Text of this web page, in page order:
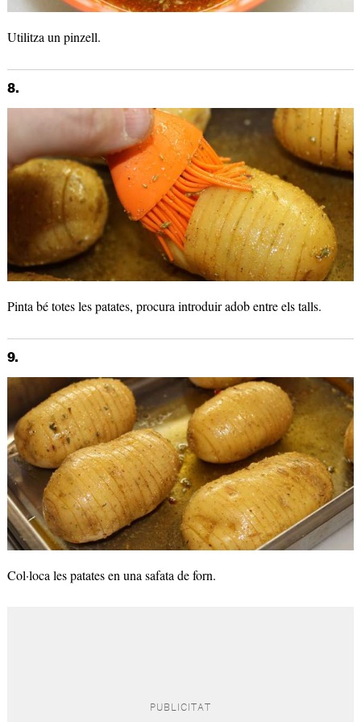
Utilitza un pinzell.
8.
Pinta bé totes les patates, procura introduir adob entre els talls.
9.
Col·loca les patates en una safata de forn.